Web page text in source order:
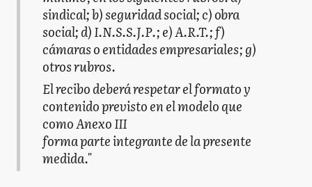
sindical; b) seguridad social; c) obra
social; d) I.N.S.S.J.P.; e) A.R.T.; f)
cámaras o entidades empresariales; g)
otros rubros.
El recibo deberá respetar el formato y
contenido previsto en el modelo que
como Anexo III
forma parte integrante de la presente
medida."